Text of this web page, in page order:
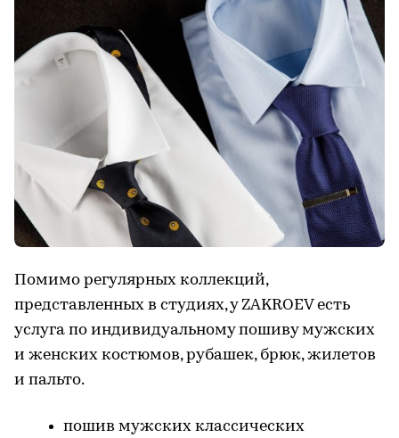
Помимо регулярных коллекций,
представленных в студиях, у ZAKROEV есть
услуга по индивидуальному пошиву мужских
и женских костюмов, рубашек, брюк, жилетов
и пальто.
пошив мужских классических